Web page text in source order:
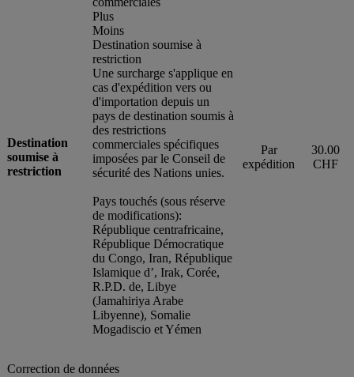
Destination
soumise à
restriction
Plus
Moins
Destination soumise à
restriction
Une surcharge s'applique en
cas d'expédition vers ou
d'importation depuis un
pays de destination soumis à
des restrictions
commerciales spécifiques
imposées par le Conseil de
sécurité des Nations unies.
Pays touchés (sous réserve
de modifications):
République centrafricaine,
République Démocratique
du Congo, Iran, République
Islamique d’, Irak, Corée,
R.P.D. de, Libye
(Jamahiriya Arabe
Libyenne), Somalie
Mogadiscio et Yémen
Par
expédition
30.00
CHF
Correction de données